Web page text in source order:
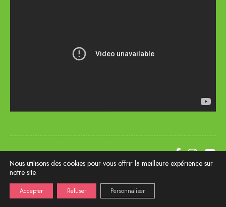
02 98 53 14 55
Mentions légales Politique de confidentialité
Nous utilisons des cookies pour vous offrir la meilleure expérience sur
notre site.
Accepter Refuser Personnaliser